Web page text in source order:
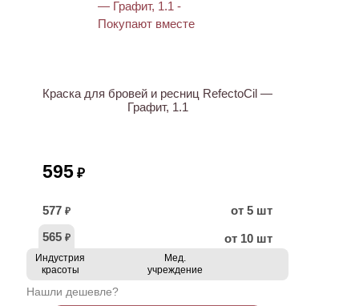
Краска для бровей и ресниц RefectoCil —
Графит, 1.1
595 ₽
577 ₽
от 5 шт
565 ₽ от 10 шт
Индустрия
красоты
Мед.
учреждение
Нашли дешевле?